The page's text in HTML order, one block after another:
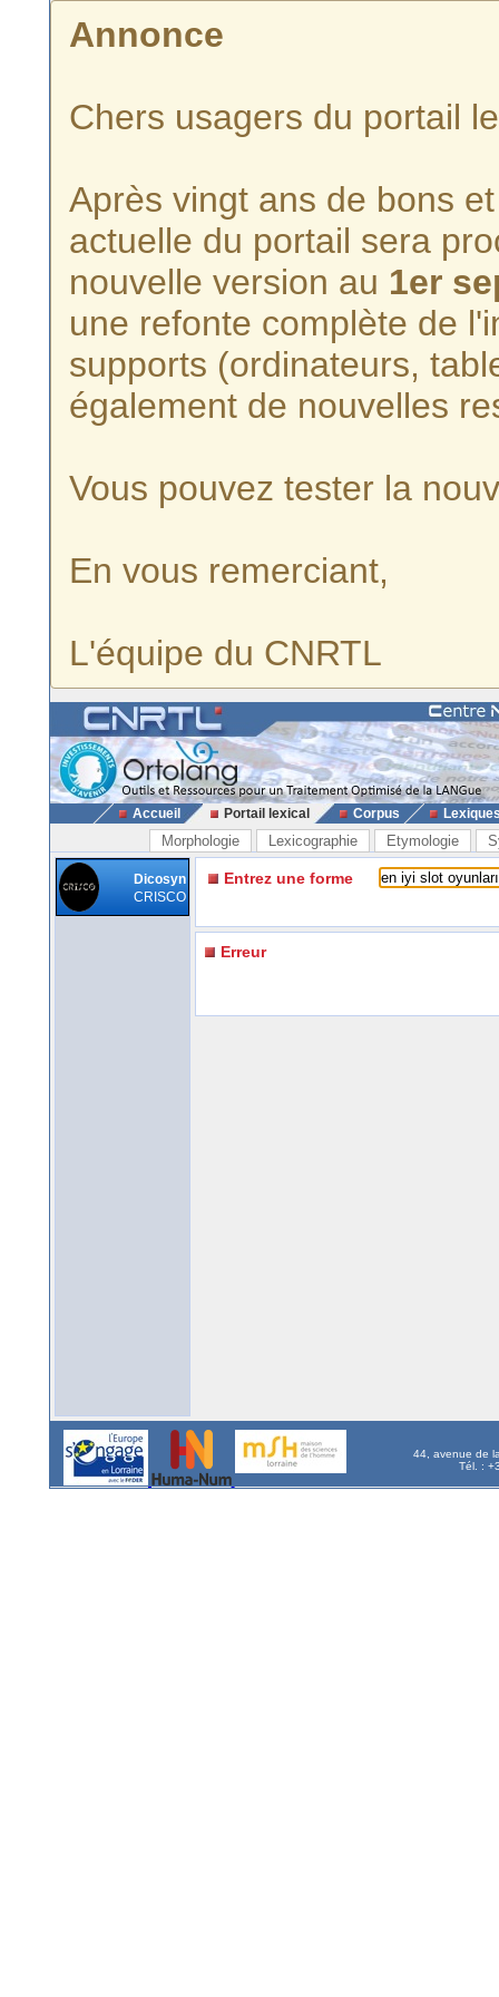
Annonce
Chers usagers du portail
Après vingt ans de bons
actuelle du portail sera
nouvelle version au 1er
une refonte complète de
supports (ordinateurs,
également de nouvelles
Vous pouvez tester la
En vous remerciant,
L'équipe du CNRTL
Accueil Portail lexical Corpus
Morphologie Lexicographie Etymologie
Dicosyn
CRISCO
Entrez une forme
Erreur
44, avenue de
Tél. :